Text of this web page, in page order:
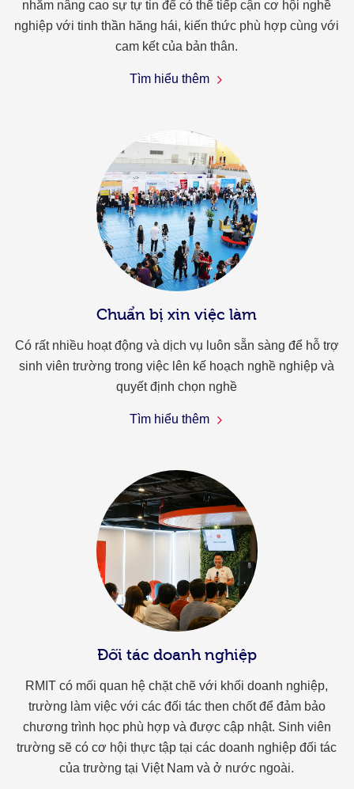
nhằm nâng cao sự tự tin để có thể tiếp cận cơ hội nghề
nghiệp với tinh thần hăng hái, kiến thức phù hợp cùng với
cam kết của bản thân.
Tìm hiểu thêm
Chuẩn bị xin việc làm
Có rất nhiều hoạt động và dịch vụ luôn sẵn sàng để hỗ trợ
sinh viên trường trong việc lên kế hoạch nghề nghiệp và
quyết định chọn nghề
Tìm hiểu thêm
Đối tác doanh nghiệp
RMIT có mối quan hệ chặt chẽ với khối doanh nghiệp,
trường làm việc với các đối tác then chốt để đảm bảo
chương trình học phù hợp và được cập nhật. Sinh viên
trường sẽ có cơ hội thực tập tại các doanh nghiệp đối tác
của trường tại Việt Nam và ở nước ngoài.